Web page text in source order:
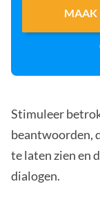
MAAK
Stimuleer
beantwoorden,
te laten zien en
dialogen.